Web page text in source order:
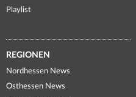
Playlist
REGIONEN
Nordhessen News
Osthessen News